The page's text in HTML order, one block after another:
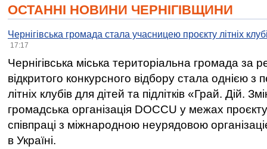
ОСТАННІ НОВИНИ ЧЕРНІГІВЩИНИ
Чернігівська громада стала учасницею проєкту літніх
17:17
Чернігівська міська територіальна громада за
відкритого конкурсного відбору стала однією
літніх клубів для дітей та підлітків «Грай. Дій.
громадська організація DOCCU у межах
співпраці з міжнародною неурядовою
в Україні.